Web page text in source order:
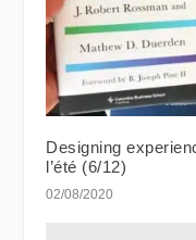
Designing
l’été (6/12)
02/08/2020